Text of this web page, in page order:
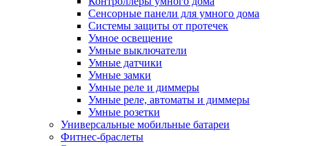
Сенсорные панели для умного дома
Системы защиты от протечек
Умное освещение
Умные выключатели
Умные датчики
Умные замки
Умные реле и диммеры
Умные реле, автоматы и диммеры
Умные розетки
Универсальные мобильные батареи
Фитнес-браслеты